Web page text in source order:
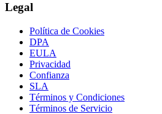
Legal
Política de Cookies
DPA
EULA
Privacidad
Confianza
SLA
Términos y Condiciones
Términos de Servicio